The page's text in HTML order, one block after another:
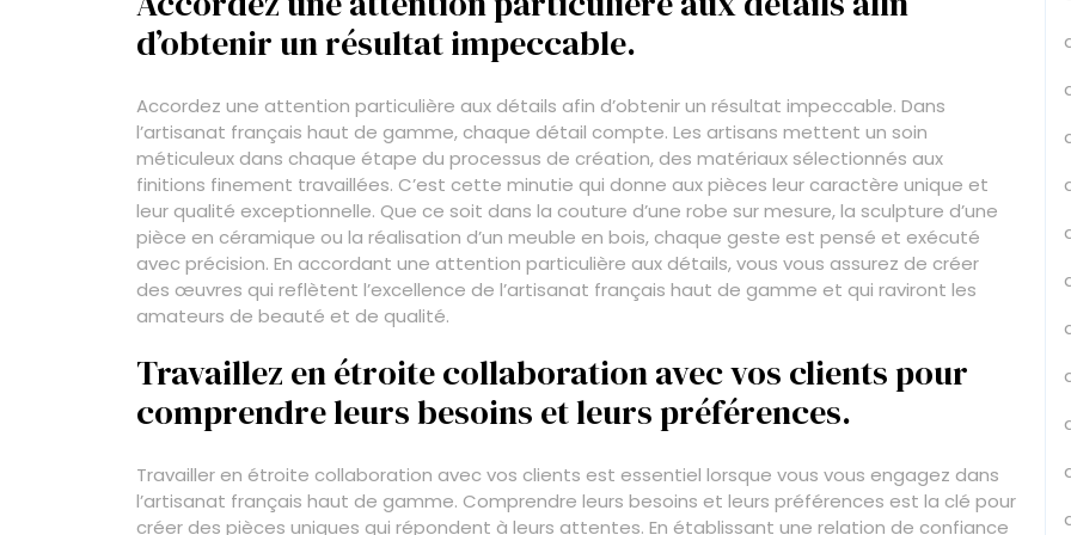
d’obtenir un résultat impeccable.
Accordez une attention particulière aux détails afin d’obtenir un résultat impeccable. Dans
l’artisanat français haut de gamme, chaque détail compte. Les artisans mettent un soin
méticuleux dans chaque étape du processus de création, des matériaux sélectionnés aux
finitions finement travaillées. C’est cette minutie qui donne aux pièces leur caractère unique et
leur qualité exceptionnelle. Que ce soit dans la couture d’une robe sur mesure, la sculpture d’une
pièce en céramique ou la réalisation d’un meuble en bois, chaque geste est pensé et exécuté
avec précision. En accordant une attention particulière aux détails, vous vous assurez de créer
des œuvres qui reflètent l’excellence de l’artisanat français haut de gamme et qui raviront les
amateurs de beauté et de qualité.
Travaillez en étroite collaboration avec vos clients pour
comprendre leurs besoins et leurs préférences.
Travailler en étroite collaboration avec vos clients est essentiel lorsque vous vous engagez dans
l’artisanat français haut de gamme. Comprendre leurs besoins et leurs préférences est la clé pour
créer des pièces uniques qui répondent à leurs attentes. En établissant une relation de confiance